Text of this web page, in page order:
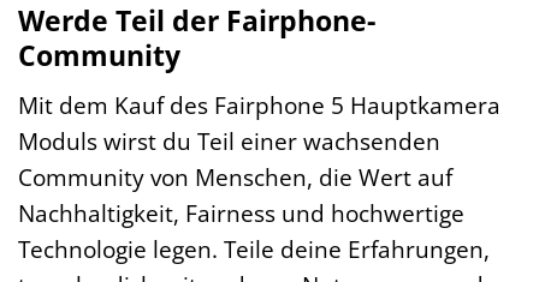
Werde Teil der Fairphone-
Community
Mit dem Kauf des Fairphone 5 Hauptkamera
Moduls wirst du Teil einer wachsenden
Community von Menschen, die Wert auf
Nachhaltigkeit, Fairness und hochwertige
Technologie legen. Teile deine Erfahrungen,